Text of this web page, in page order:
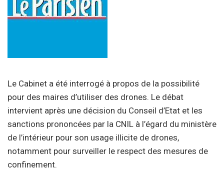
Le Cabinet a été interrogé à propos de la possibilité
pour des maires d’utiliser des drones. Le débat
intervient après une décision du Conseil d’Etat et les
sanctions prononcées par la CNIL à l’égard du ministère
de l’intérieur pour son usage illicite de drones,
notamment pour surveiller le respect des mesures de
confinement.